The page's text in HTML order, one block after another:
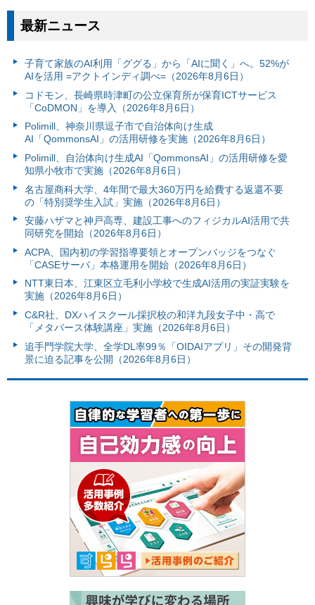
最新ニュース
子育て家族のAI利用「ググる」から「AIに聞く」へ。52%が
AIを活用 =アクトインディ調べ=（2026年8月6日）
コドモン、長崎県時津町の公立保育所が保育ICTサービス
「CoDMON」を導入（2026年8月6日）
Polimill、神奈川県逗子市で自治体向け生成
AI「QommonsAI」の活用研修を実施（2026年8月6日）
Polimill、自治体向け生成AI「QommonsAI」の活用研修を愛
知県小牧市で実施（2026年8月6日）
名古屋商科大学、4年間で最大360万円を給費する返還不要
の「特別奨学生入試」実施（2026年8月6日）
安藤ハザマと神戸高専、建設工事へのフィジカルAI活用で共
同研究を開始（2026年8月6日）
ACPA、国内初の学習指導要領とオープンバッジをつなぐ
「CASEサーバ」本格運用を開始（2026年8月6日）
NTT東日本、江東区立毛利小学校で生成AI活用の実証実験を
実施（2026年8月6日）
C&R社、DXハイスクール採択校の和洋九段女子中・高で
「メタバース体験講座」実施（2026年8月6日）
追手門学院大学、全学DL率99％「OIDAIアプリ」その開発背
景に迫る記事を公開（2026年8月6日）